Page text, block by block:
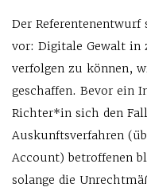
Der
vor: Digitale Gewalt in
verfolgen zu können,
geschaffen. Bevor ein
Richter*in sich den
Auskunftsverfahren
Account) betroffenen
solange die